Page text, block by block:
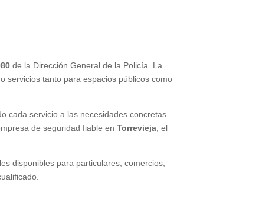
de la Dirección General de la Policía. La
servicios tanto para espacios públicos como
cada servicio a las necesidades concretas
de seguridad fiable enTorrevieja , el
disponibles para particulares, comercios,